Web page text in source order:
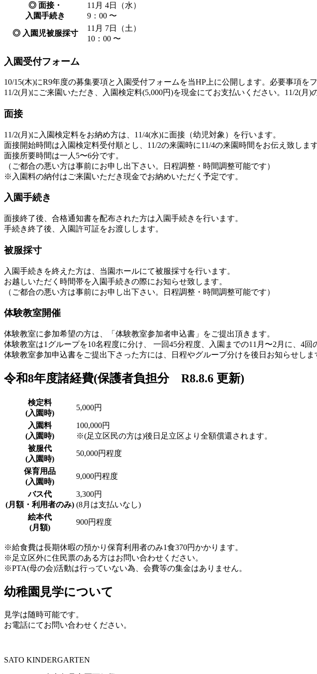
◎ 面接・
入園手続き
11月 4日（水）
9：00 〜
◎ 入園児被服採寸
11月 7日（土）
10：00 〜
入園受付フォーム
10/15(木)にR9年度の募集要項と入園受付フォームを当HP上に公開します。必要事項を
11/2(月)にご来園いただき、入園検定料(5,000円)を現金にてお支払いください。11/2(月
面接
11/2(月)に入園検定料をお納め方は、11/4(水)に面接（幼児対象）を行います。
面接開始時間は入園検定料受付順とし、11/2の来園時に11/4の来園時間をお伝え致します
面接所要時間は一人5〜6分です。
（ご都合の悪い方は事前にお申し出下さい。日程調整・時間調整可能です）
※入園料の納付はご来園いただき現金でお納めいただく予定です。
入園手続き
面接終了後、合格通知書を配布された方は入園手続きを行います。
手続き終了後、入園許可証をお渡しします。
被服採寸
入園手続きを終えた方は、当園ホールにて被服採寸を行います。
お越しいただく時間帯を入園手続きの際にお知らせ致します。
（ご都合の悪い方は事前にお申し出下さい。日程調整・時間調整可能です）
体験教室開催
体験教室に参加希望の方は、「体験教室参加者申込書」をご提出頂きます。
体験教室は1グループを10名程度に分け、 一回45分程度、入園までの11月〜2月に、4回
体験教室参加申込書をご提出下さった方には、日程やグループ分けを後日お知らせしま
令和8年度諸経費(保護者負担分 R8.8.6 更新)
検定料
(入園時)
5,000円
入園料
(入園時)
100,000円
※(足立区民の方は)後日足立区より全額償還されます。
被服代
(入園時)
50,000円程度
保育用品
(入園時)
9,000円程度
バス代
(月額・利用者のみ)
3,300円
(8月は支払いなし)
絵本代
(月額)
900円程度
※給食費は長期休暇の預かり保育利用者のみ1食370円かかります。
※足立区外に住民票のある方はお問い合わせください。
※PTA(母の会)活動は行っていない為、会費等の集金はありません。
幼稚園見学について
見学は随時可能です。
お電話にてお問い合わせください。
SATO KINDERGARTEN